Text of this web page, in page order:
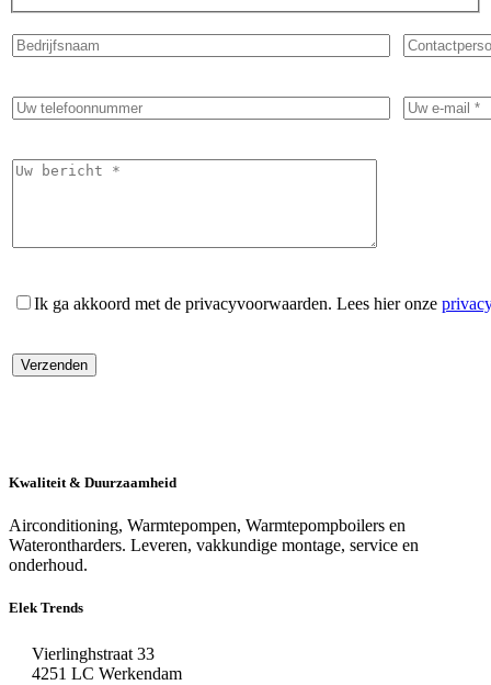
Ik ga akkoord met de privacyvoorwaarden. Lees hier onze
Kwaliteit & Duurzaamheid
Airconditioning, Warmtepompen, Warmtepompboilers en
Waterontharders. Leveren, vakkundige montage, service en
onderhoud.
Elek Trends
Vierlinghstraat 33
4251 LC Werkendam